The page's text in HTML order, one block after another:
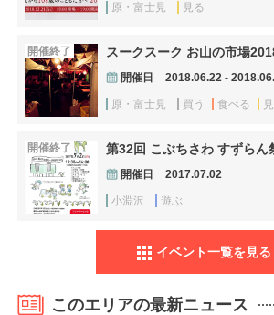
原・富士見 見る
開催終了 スークスーク お山の市場
開催日 2018.06.22 -
原・富士見 買う 食べる
開催終了 第32回 こぶちさわ すずらん
開催日 2017.07.02
小淵沢 遊ぶ
イベント一覧を見る
このエリアの最新ニュース